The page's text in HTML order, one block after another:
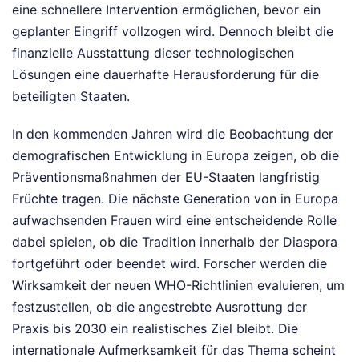
eine schnellere Intervention ermöglichen, bevor ein
geplanter Eingriff vollzogen wird. Dennoch bleibt die
finanzielle Ausstattung dieser technologischen
Lösungen eine dauerhafte Herausforderung für die
beteiligten Staaten.
In den kommenden Jahren wird die Beobachtung der
demografischen Entwicklung in Europa zeigen, ob die
Präventionsmaßnahmen der EU-Staaten langfristig
Früchte tragen. Die nächste Generation von in Europa
aufwachsenden Frauen wird eine entscheidende Rolle
dabei spielen, ob die Tradition innerhalb der Diaspora
fortgeführt oder beendet wird. Forscher werden die
Wirksamkeit der neuen WHO-Richtlinien evaluieren, um
festzustellen, ob die angestrebte Ausrottung der
Praxis bis 2030 ein realistisches Ziel bleibt. Die
internationale Aufmerksamkeit für das Thema scheint